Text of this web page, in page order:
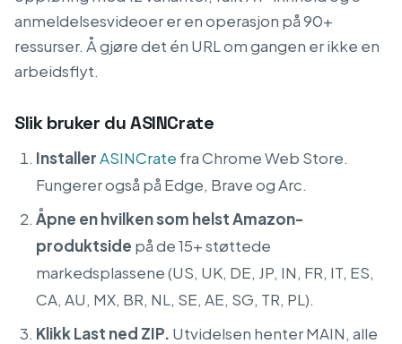
anmeldelsesvideoer er en operasjon på 90+
ressurser. Å gjøre det én URL om gangen er ikke en
arbeidsflyt.
Slik bruker du ASINCrate
InstallerASINCrate fra Chrome Web Store.
Fungerer også på Edge, Brave og Arc.
Åpne en hvilken som helst Amazon-
produktside på de 15+ støttede
markedsplassene (US, UK, DE, JP, IN, FR, IT, ES,
CA, AU, MX, BR, NL, SE, AE, SG, TR, PL).
Klikk Last ned ZIP. Utvidelsen henter MAIN, alle